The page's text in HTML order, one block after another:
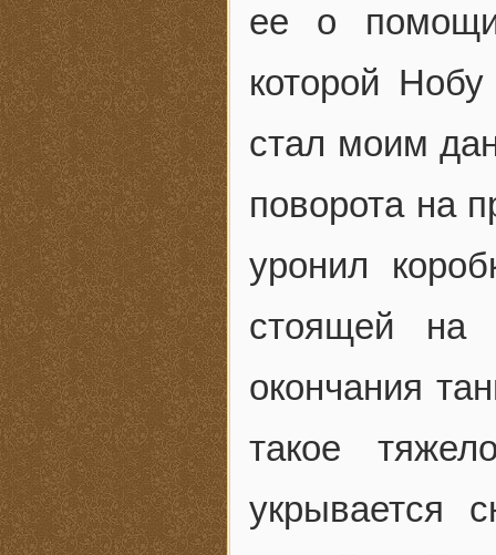
ее о
которой
стал моим
поворота на
уронил
стоящей на
окончания
такое
укрывается